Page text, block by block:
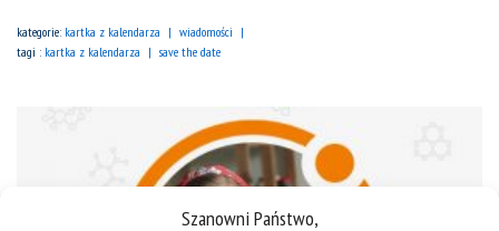
Szanowni Państwo,
kategorie: kartka z kalendarza
wiadomości
tagi : kartka z kalendarza save the date